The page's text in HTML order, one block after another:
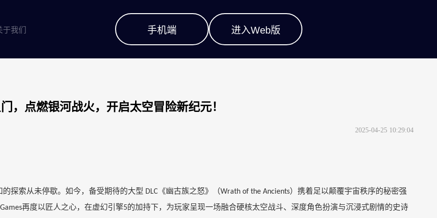
于我们 手机端 进入Web版
，点燃银河战火，开启太空冒险新纪元！
2025-04-25 10:29:04
探索从未停歇。如今，备受期待的大型 DLC 《幽古族之怒》（Wrath of the Ancients）携着足以颠覆宇宙秩序的秘密强
再度以匠人之心，在虚幻引擎5的加持下，为玩家呈现一场融合硬核太空战斗、深度角色扮演与沉浸式剧情的史诗